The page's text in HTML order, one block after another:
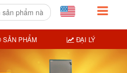
SẢN PHẨM ĐẠI LÝ